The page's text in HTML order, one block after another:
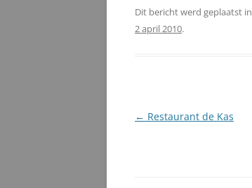
Dit bericht werd geplaatst in
2 april 2010.
Berichtnavigatie
← Restaurant de Kas